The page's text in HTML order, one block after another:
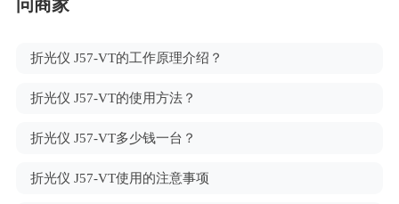
问商家
折光仪 J57-VT的工作原理介绍？
折光仪 J57-VT的使用方法？
折光仪 J57-VT多少钱一台？
折光仪 J57-VT使用的注意事项